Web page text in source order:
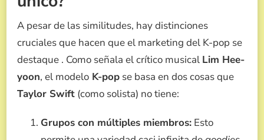
A pesar de las similitudes, hay distinciones
cruciales que hacen que el marketing del K-pop se
destaque . Como señala el crítico musical Lim Hee-
yoon, el modelo K-pop se basa en dos cosas que
Taylor Swift (como solista) no tiene:
Grupos con múltiples miembros: Esto